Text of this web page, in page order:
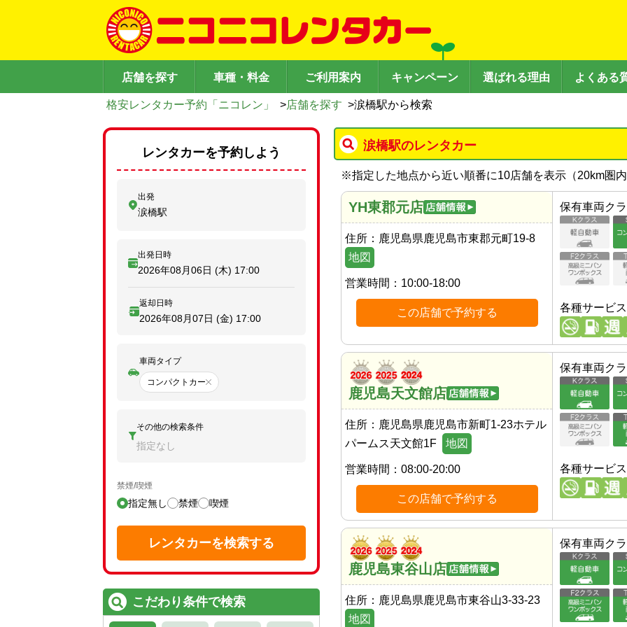
店舗を探す 車種・料金 ご利用案内 キャンペーン 選ばれる理由 よくある
格安レンタカー予約「ニコレン」 >店舗を探す >涙橋駅から検索
涙橋駅のレンタカー
※指定した地点から近い順番に10店舗を表示（20km圏
YH東郡元店
住所： 鹿児島県鹿児島市東郡元町19-8
地図
営業時間： 10:00-18:00
この店舗で予約する
保有車両ク
各種サービス
鹿児島天文館店
住所： 鹿児島県鹿児島市新町1-23ホテル
パームス天文館1F
地図
営業時間： 08:00-20:00
この店舗で予約する
保有車両ク
各種サービス
鹿児島東谷山店
住所： 鹿児島県鹿児島市東谷山3-33-23
地図
保有車両ク
レンタカーを予約しよう
出発
涙橋駅
出発日時
2026年08月06日 (木) 17:00
返却日時
2026年08月07日 (金) 17:00
車両タイプ
コンパクトカー
その他の検索条件
指定なし
禁煙/喫煙
指定無し 禁煙 喫煙
レンタカーを検索する
こだわり条件で検索